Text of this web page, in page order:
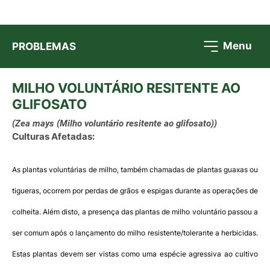
PROBLEMAS Menu
MILHO VOLUNTÁRIO RESITENTE AO
GLIFOSATO
(Zea mays (Milho voluntário resitente ao glifosato))
Culturas Afetadas:
As plantas voluntárias de milho, também chamadas de plantas guaxas ou
tigueras, ocorrem por perdas de grãos e espigas durante as operações de
colheita. Além disto, a presença das plantas de milho voluntário passou a
ser comum após o lançamento do milho resistente/tolerante a herbicidas.
Estas plantas devem ser vistas como uma espécie agressiva ao cultivo